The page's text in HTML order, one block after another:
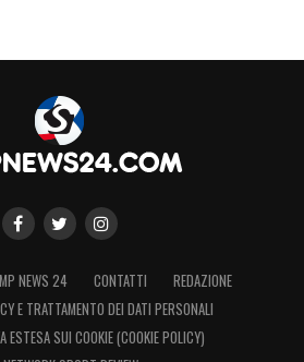
NEWS 24 CONTATTI
REDAZIONE
E TRATTAMENTO DEI DATI PERSONALI
ESTESA SUI COOKIE (COOKIE POLICY)